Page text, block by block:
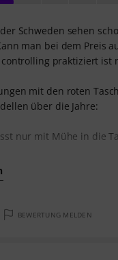
Schweden sehen
man bei dem Preis
praktiziert ist
mit den roten
über die Jahre:
nur mit Mühe in die
BEWERTUNG MELDEN